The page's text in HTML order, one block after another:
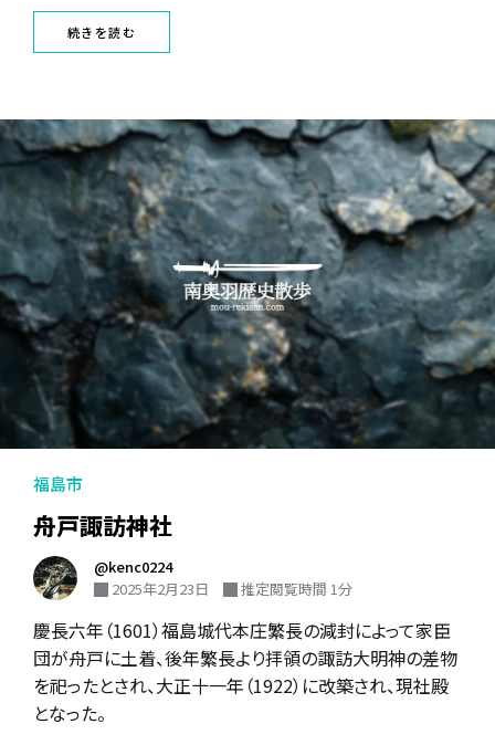
続きを読む
福島市
舟戸諏訪神社
@kenc0224
2025年2月23日
推定閲覧時間 1分
慶長六年（1601）福島城代本庄繁長の減封によって家臣
団が舟戸に土着、後年繁長より拝領の諏訪大明神の差物
を祀ったとされ、大正十一年（1922）に改築され、現社殿
となった。